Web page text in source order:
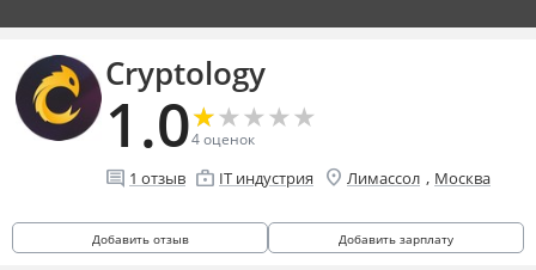
Cryptology
1.0★
★★
★★
★★
★★
★
4оценок
comment 1 отзыв enterprise IT индустрия location_on Лимассол , Москва
Добавить отзыв Добавить зарплату